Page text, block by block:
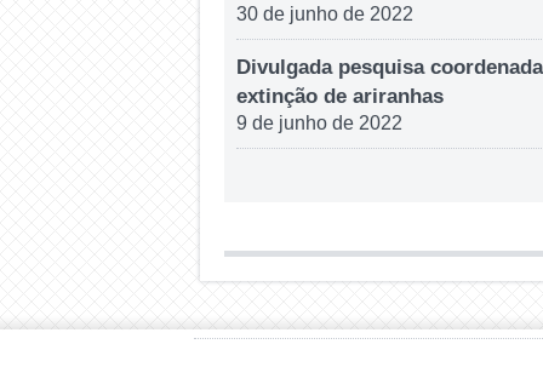
30 de junho de 2022
Divulgada pesquisa
extinção de ariranhas
9 de junho de 2022